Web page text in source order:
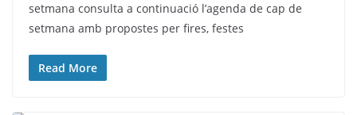
setmana consulta a continuació l’agenda de cap de
setmana amb propostes per fires, festes
Read More